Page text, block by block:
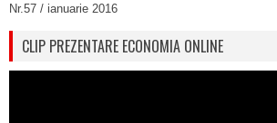
Nr.57 / ianuarie 2016
CLIP PREZENTARE ECONOMIA ONLINE